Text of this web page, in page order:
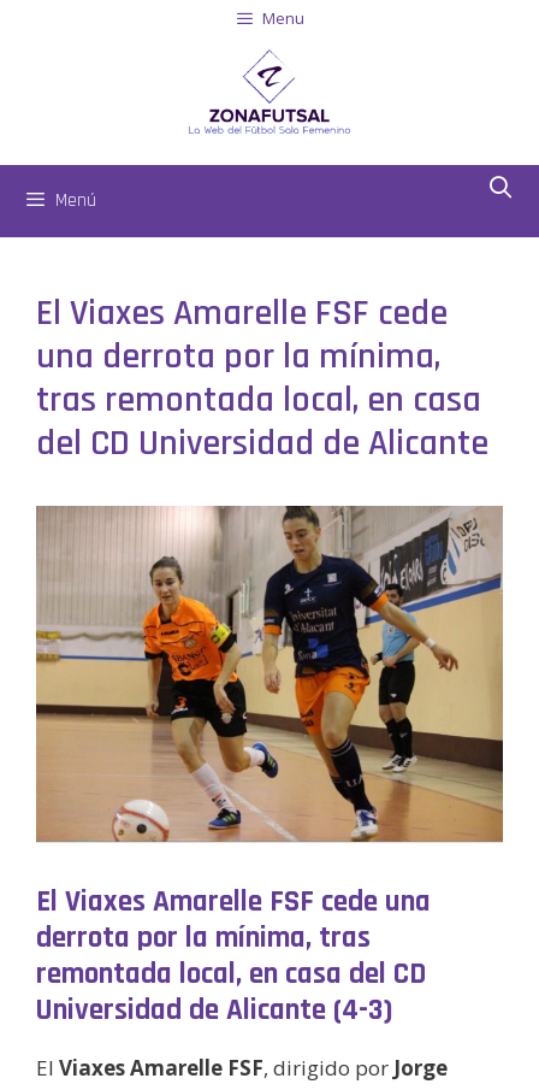
Menu
Menú
El Viaxes Amarelle FSF cede
una derrota por la mínima,
tras remontada local, en casa
del CD Universidad de Alicante
El Viaxes Amarelle FSF cede una
derrota por la mínima, tras
remontada local, en casa del CD
Universidad de Alicante (4-3)
El Viaxes Amarelle FSF, dirigido por Jorge